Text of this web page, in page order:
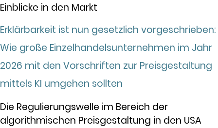
Einblicke in den Markt
Erklärbarkeit ist nun gesetzlich vorgeschrieben:
Wie große Einzelhandelsunternehmen im Jahr
2026 mit den Vorschriften zur Preisgestaltung
mittels KI umgehen sollten
Die Regulierungswelle im Bereich der
algorithmischen Preisgestaltung in den USA